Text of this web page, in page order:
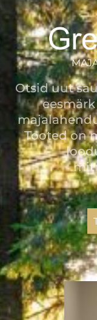
Otsid uut
Tooted on